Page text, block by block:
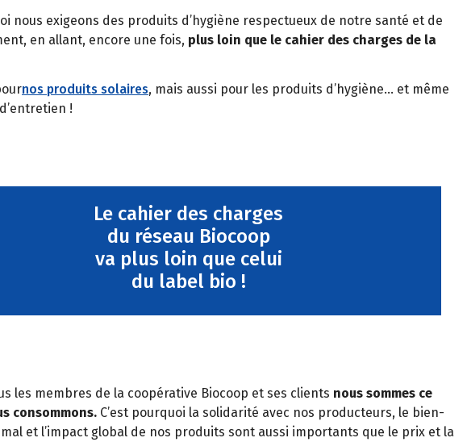
nous exigeons des produits d’hygiène respectueux de notre santé et de
en allant, encore une fois, plus loin que le cahier des charges de la
nos produits solaires, mais aussi pour les produits d’hygiène… et même
!
Le cahier des charges
du réseau Biocoop
va plus loin que celui
du label bio !
les membres de la coopérative Biocoop et ses clients nous sommes ce
consommons. C’est pourquoi la solidarité avec nos producteurs, le bien-
et l’impact global de nos produits sont aussi importants que le prix et la